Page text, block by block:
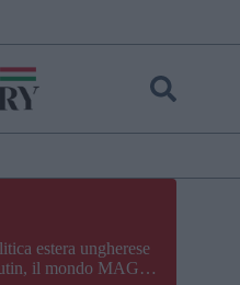
estera ungherese
il mondo MAGA,